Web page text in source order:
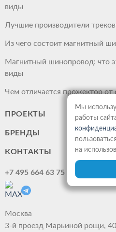
виды
Лучшие производители
Из чего состоит магнитный
Магнитный шинопровод: что
виды
Чем отличается прожектор от
ПРОЕКТЫ
БРЕНДЫ
КОНТАКТЫ
+7 495 664 63 75
Москва
3-й проезд Марьиной рощи,
Мы
работы
на